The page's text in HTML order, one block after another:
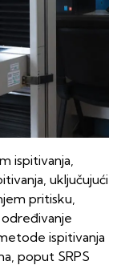
ispitivanja,
uključujući
pritisku,
ispitivanja
poput SRPS